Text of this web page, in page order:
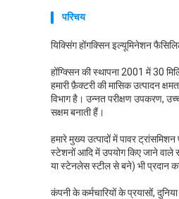
परिचय
यिक्सिंग होंगक्सिन इल्यूमिनेशन
होंग्क्सिन की स्थापना 2001 में 30
हमारी फ़ैक्टरी की मासिक उत्पादन
विभाग है। उन्नत परीक्षण उपकरण,
सक्षम बनाती हैं।
हमारे मुख्य उत्पादों में पावर
स्टेशनों आदि में उपयोग किए जाने वाले
या स्टेनलेस स्टील से बने) भी प्रदान
कंपनी के कर्मचारियों के प्रयासों,